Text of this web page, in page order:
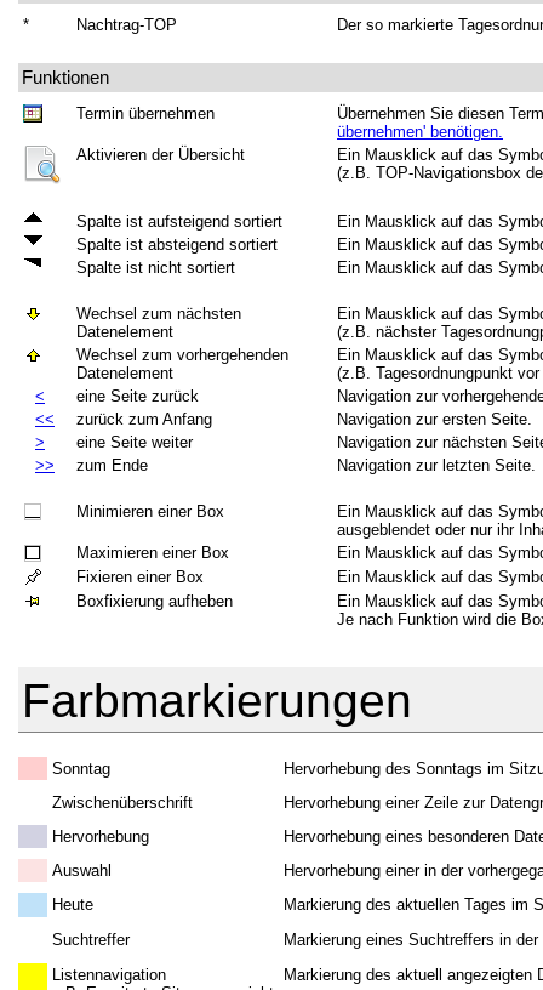
* Nachtrag-TOP Der so markierte
Funktionen
Termin übernehmen
Übernehmen Sie diesen
übernehmen' benötigen.
Aktivieren der Übersicht
Ein Mausklick auf das
(z.B. TOP-Navigationsbox
Spalte ist aufsteigend sortiert
Ein Mausklick auf das
Spalte ist absteigend sortiert
Ein Mausklick auf das
Spalte ist nicht sortiert
Ein Mausklick auf das
Wechsel zum nächsten
Datenelement
Ein Mausklick auf das
(z.B. nächster
Wechsel zum vorhergehenden
Datenelement
Ein Mausklick auf das
(z.B. Tagesordnungpunkt
<
eine Seite zurück
Navigation zur
<<
zurück zum Anfang
Navigation zur ersten Seite.
>
eine Seite weiter
Navigation zur nächsten
>>
zum Ende Navigation zur letzten Seite.
Minimieren einer Box
Ein Mausklick auf das
ausgeblendet oder nur ihr
Maximieren einer Box
Ein Mausklick auf das
Fixieren einer Box
Ein Mausklick auf das
Boxfixierung aufheben
Ein Mausklick auf das
Je nach Funktion wird die
Farbmarkierungen
Sonntag
Hervorhebung des Sonntags im
Zwischenüberschrift
Hervorhebung einer Zeile zur
Hervorhebung
Hervorhebung eines besonderen
Auswahl
Hervorhebung einer in der
Heute
Markierung des aktuellen Tages im
Suchtreffer
Markierung eines Suchtreffers in
Listennavigation
Markierung des aktuell angezeigten